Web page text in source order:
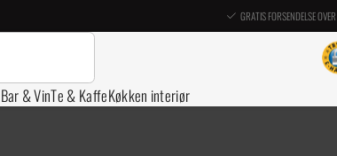
GRATIS FORSENDELSE
Bar & VinTe & KaffeKøkken interiør